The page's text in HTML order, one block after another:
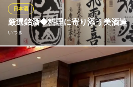
物など、旬の海鮮と合わせて通好みの
ください。
海鮮酒場 うお心 楠葉店
旬の鮮魚が自慢の居酒屋
京阪本線樟葉駅 徒歩5分
大阪府枚方市町楠葉1-3-5
厳選銘酒◆料理に寄り添う美酒達
いつき
日本酒
新鮮な海鮮料理やこだわりの創作和食
立てるため、全国各地の蔵元から厳選
類豊富に取り揃えております。 その日